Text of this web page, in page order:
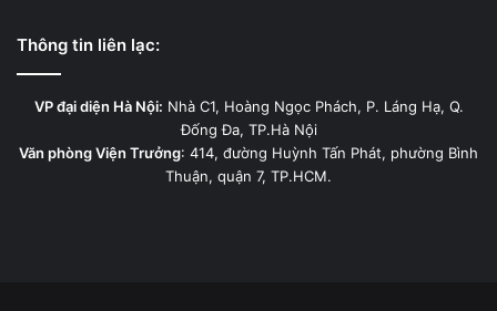
Thông tin liên lạc:
VP đại diện Hà Nội: Nhà C1, Hoàng Ngọc Phách, P. Láng Hạ, Q.
Đống Đa, TP.Hà Nội
Văn phòng Viện Trưởng: 414, đường Huỳnh Tấn Phát, phường Bình
Thuận, quận 7, TP.HCM.